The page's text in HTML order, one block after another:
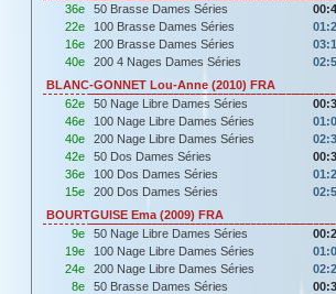
36e
50 Brasse Dames Séries
22e
100 Brasse Dames Séries
16e
200 Brasse Dames Séries
40e
200 4 Nages Dames Séries
BLANC-GONNET Lou-Anne (2010) FRA
62e
50 Nage Libre Dames Séries
46e
100 Nage Libre Dames Séries
40e
200 Nage Libre Dames Séries
42e
50 Dos Dames Séries
36e
100 Dos Dames Séries
15e
200 Dos Dames Séries
BOURTGUISE Ema (2009) FRA
9e
50 Nage Libre Dames Séries
19e
100 Nage Libre Dames Séries
24e
200 Nage Libre Dames Séries
8e
50 Brasse Dames Séries